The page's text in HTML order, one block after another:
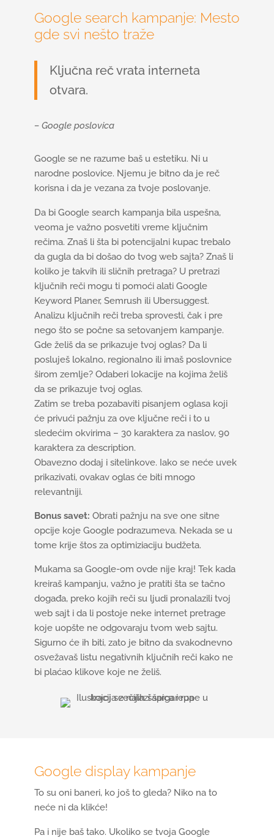
Google search kampanje: Mesto
gde svi nešto traže
Ključna reč vrata interneta
otvara.
– Google poslovica
Google se ne razume baš u estetiku. Ni u
narodne poslovice. Njemu je bitno da je reč
korisna i da je vezana za tvoje poslovanje.
Da bi Google search kampanja bila uspešna,
veoma je važno posvetiti vreme ključnim
rečima. Znaš li šta bi potencijalni kupac trebalo
da gugla da bi došao do tvog web sajta? Znaš li
koliko je takvih ili sličnih pretraga? U pretrazi
ključnih reči mogu ti pomoći alati Google
Keyword Planer, Semrush ili Ubersuggest.
Analizu ključnih reči treba sprovesti, čak i pre
nego što se počne sa setovanjem kampanje.
Gde želiš da se prikazuje tvoj oglas? Da li
posluješ lokalno, regionalno ili imaš poslovnice
širom zemlje? Odaberi lokacije na kojima želiš
da se prikazuje tvoj oglas.
Zatim se treba pozabaviti pisanjem oglasa koji
će privući pažnju za ove ključne reči i to u
sledećim okvirima – 30 karaktera za naslov, 90
karaktera za description.
Obavezno dodaj i sitelinkove. Iako se neće uvek
prikazivati, ovakav oglas će biti mnogo
relevantniji.
Bonus savet: Obrati pažnju na sve one sitne
opcije koje Google podrazumeva. Nekada se u
tome krije štos za optimiziaciju budžeta.
Mukama sa Google-om ovde nije kraj! Tek kada
kreiraš kampanju, važno je pratiti šta se tačno
događa, preko kojih reči su ljudi pronalazili tvoj
web sajt i da li postoje neke internet pretrage
koje uopšte ne odgovaraju tvom web sajtu.
Sigurno će ih biti, zato je bitno da svakodnevno
osvežavaš listu negativnih ključnih reči kako ne
bi plaćao klikove koje ne želiš.
Google display kampanje
To su oni baneri, ko još to gleda? Niko na to
neće ni da klikće!
Pa i nije baš tako. Ukoliko se tvoja Google